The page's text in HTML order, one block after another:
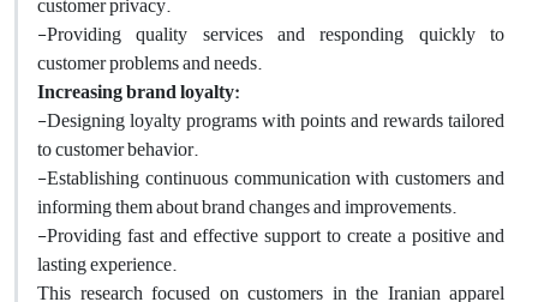
-Providing quality services and responding quickly to
customer problems and needs.
Increasing brand loyalty:
-Designing loyalty programs with points and rewards tailored
to customer behavior.
-Establishing continuous communication with customers and
informing them about brand changes and improvements.
-Providing fast and effective support to create a positive and
lasting experience.
This research focused on customers in the Iranian apparel